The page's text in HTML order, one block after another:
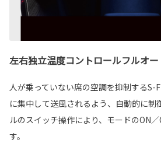
左右独立温度コントロールフルオ
人が乗っていない席の空調を抑制するS-
に集中して送風されるよう、自動的に制
ルのスイッチ操作により、モードのON
す。